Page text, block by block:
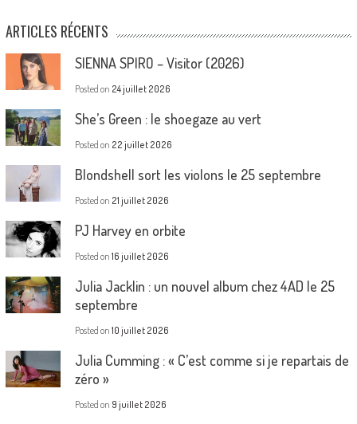
ARTICLES RÉCENTS
SIENNA SPIRO – Visitor (2026)
Posted on 24 juillet 2026
She’s Green : le shoegaze au vert
Posted on 22 juillet 2026
Blondshell sort les violons le 25 septembre
Posted on 21 juillet 2026
PJ Harvey en orbite
Posted on 16 juillet 2026
Julia Jacklin : un nouvel album chez 4AD le 25
septembre
Posted on 10 juillet 2026
Julia Cumming : « C’est comme si je repartais de
zéro »
Posted on 9 juillet 2026